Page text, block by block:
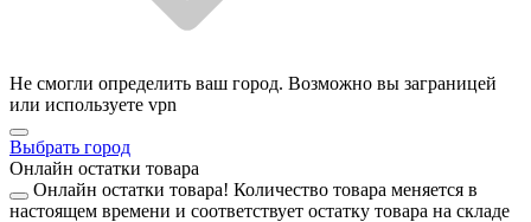
Не смогли определить ваш город. Возможно вы заграницей
или используете vpn
Выбрать город
Онлайн остатки товара
Онлайн остатки товара! Количество товара меняется в
настоящем времени и соответствует остатку товара на складе